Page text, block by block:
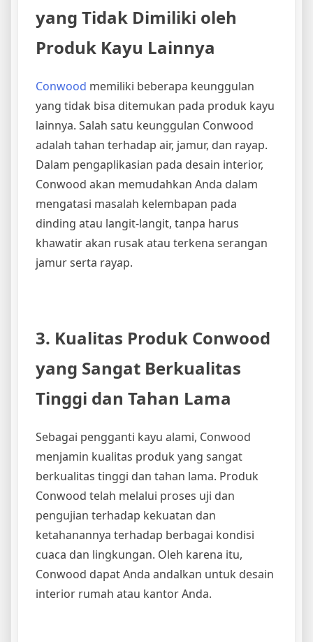
yang Tidak Dimiliki oleh
Produk Kayu Lainnya
Conwood memiliki beberapa keunggulan
yang tidak bisa ditemukan pada produk kayu
lainnya. Salah satu keunggulan Conwood
adalah tahan terhadap air, jamur, dan rayap.
Dalam pengaplikasian pada desain interior,
Conwood akan memudahkan Anda dalam
mengatasi masalah kelembapan pada
dinding atau langit-langit, tanpa harus
khawatir akan rusak atau terkena serangan
jamur serta rayap.
3. Kualitas Produk Conwood
yang Sangat Berkualitas
Tinggi dan Tahan Lama
Sebagai pengganti kayu alami, Conwood
menjamin kualitas produk yang sangat
berkualitas tinggi dan tahan lama. Produk
Conwood telah melalui proses uji dan
pengujian terhadap kekuatan dan
ketahanannya terhadap berbagai kondisi
cuaca dan lingkungan. Oleh karena itu,
Conwood dapat Anda andalkan untuk desain
interior rumah atau kantor Anda.